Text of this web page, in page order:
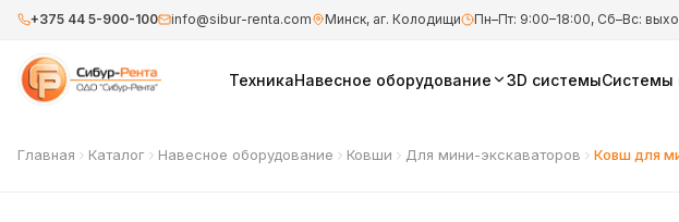
+375 44 5-900-100 info@sibur-renta.com Минск, аг. Колодищи Пн–Пт: 9:00–18:00, Сб–Вс:
ТехникаНавесное оборудование 3D системыСистемы
Главная Каталог Навесное оборудование Ковши Для мини-экскаваторов Ковш для